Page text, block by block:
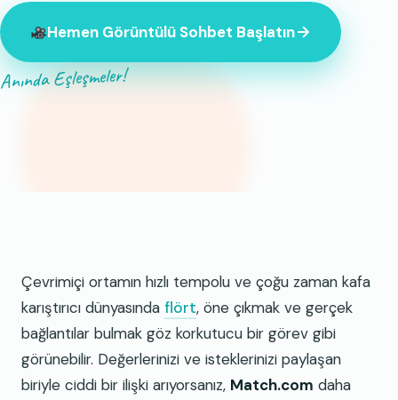
Hemen Görüntülü Sohbet Başlatın
Anında Eşleşmeler!
Çevrimiçi ortamın hızlı tempolu ve çoğu zaman kafa
karıştırıcı dünyasında flört, öne çıkmak ve gerçek
bağlantılar bulmak göz korkutucu bir görev gibi
görünebilir. Değerlerinizi ve isteklerinizi paylaşan
biriyle ciddi bir ilişki arıyorsanız, Match.com daha